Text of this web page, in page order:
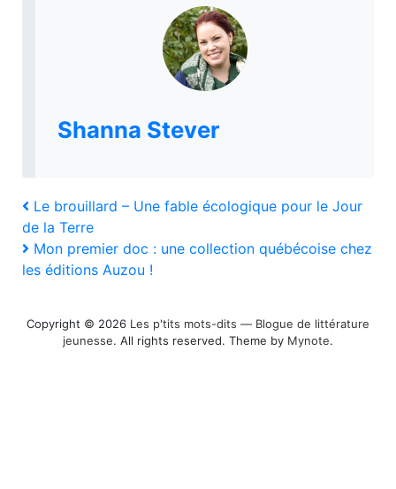
Shanna Stever
Navigation
de
l’article
Previous
Post
Le brouillard – Une fable écologique pour le Jour
de la Terre
Next
Post
Mon premier doc : une collection québécoise chez
les éditions Auzou !
Copyright © 2026 Les p'tits mots-dits ― Blogue de littérature
jeunesse. All rights reserved. Theme by Mynote.